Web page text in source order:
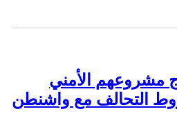
مشروعهم الأمني
التحالف مع واشنطن